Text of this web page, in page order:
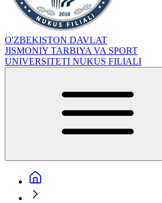
O'ZBEKISTON DAVLAT
JISMONIY TARBIYA VA SPORT
UNIVERSITETI NUKUS FILIALI